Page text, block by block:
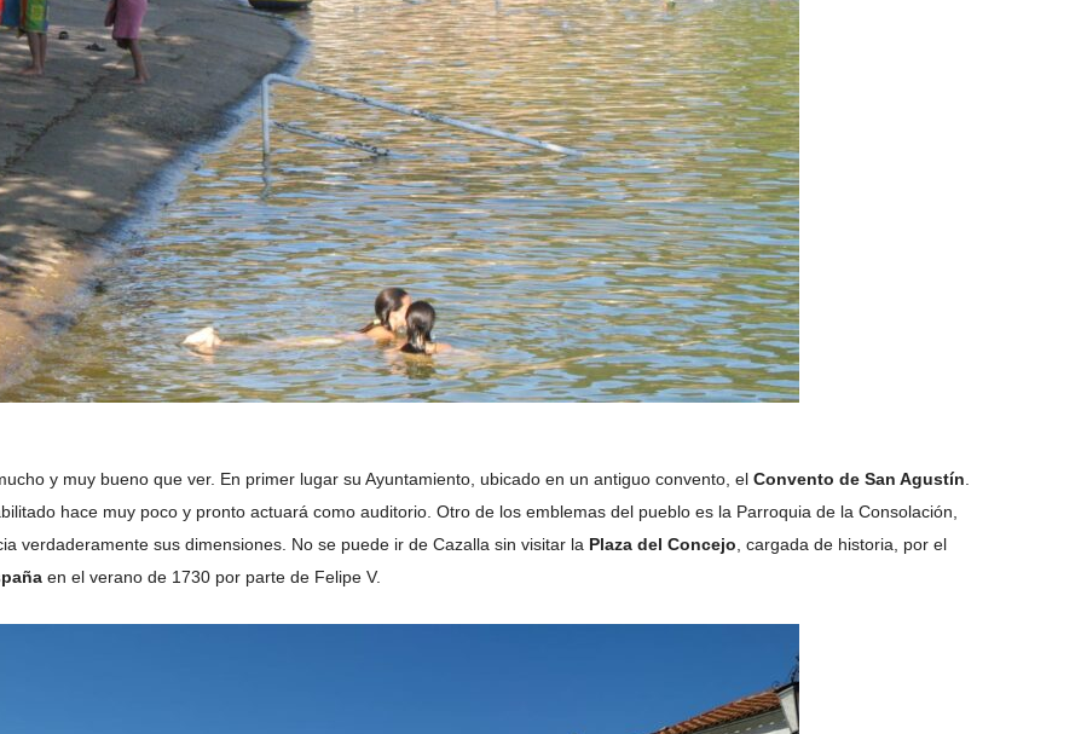
y muy bueno que ver. En primer lugar su Ayuntamiento, ubicado en un antiguo convento, el Convento de San Agustín
hace muy poco y pronto actuará como auditorio. Otro de los emblemas del pueblo es la Parroquia de la Consolación,
verdaderamente sus dimensiones. No se puede ir de Cazalla sin visitar la Plaza del Concejo , cargada de historia, por el
en el verano de 1730 por parte de Felipe V.